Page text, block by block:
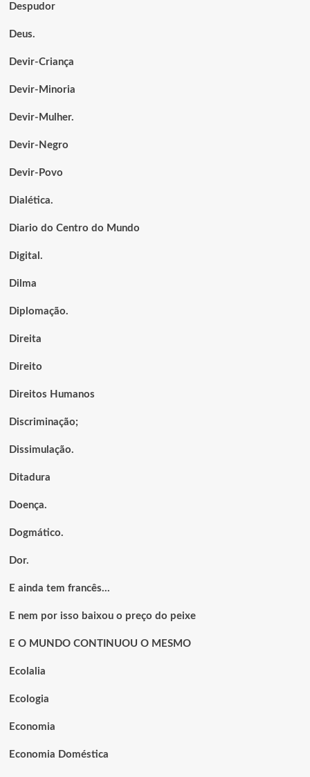
Despudor
Deus.
Devir-Criança
Devir-Minoria
Devir-Mulher.
Devir-Negro
Devir-Povo
Dialética.
Diario do Centro do Mundo
Digital.
Dilma
Diplomação.
Direita
Direito
Direitos Humanos
Discriminação;
Dissimulação.
Ditadura
Doença.
Dogmático.
Dor.
E ainda tem francês…
E nem por isso baixou o preço do peixe
E O MUNDO CONTINUOU O MESMO
Ecolalia
Ecologia
Economia
Economia Doméstica